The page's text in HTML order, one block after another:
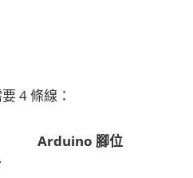
4 條線：
Arduino 腳位